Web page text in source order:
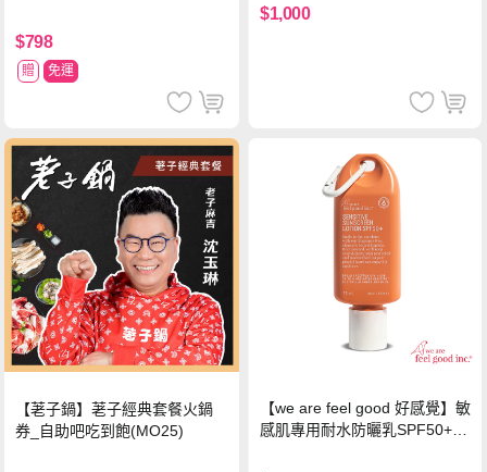
$798
贈 免運
$1,000
【荖子鍋】荖子經典套餐火鍋
券_自助吧吃到飽(MO25)
【we are feel good 好感覺】敏
感肌專用耐水防曬乳SPF50+ 7